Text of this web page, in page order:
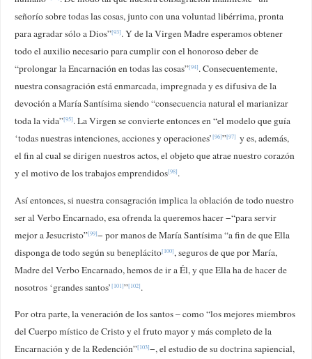
señorío sobre todas las cosas, junto con una voluntad libérrima, pronta
para agradar sólo a Dios”[93]. Y de la Virgen Madre esperamos obtener
todo el auxilio necesario para cumplir con el honoroso deber de
“prolongar la Encarnación en todas las cosas”[94]. Consecuentemente,
nuestra consagración está enmarcada, impregnada y es difusiva de la
devoción a María Santísima siendo “consecuencia natural el marianizar
toda la vida”[95]. La Virgen se convierte entonces en “el modelo que guía
‘todas nuestras intenciones, acciones y operaciones’[96]”[97] y es, además,
el fin al cual se dirigen nuestros actos, el objeto que atrae nuestro corazón
y el motivo de los trabajos emprendidos[98].
Así entonces, si nuestra consagración implica la oblación de todo nuestro
ser al Verbo Encarnado, esa ofrenda la queremos hacer −“para servir
mejor a Jesucristo”[99]− por manos de María Santísima “a fin de que Ella
disponga de todo según su beneplácito[100], seguros de que por María,
Madre del Verbo Encarnado, hemos de ir a Él, y que Ella ha de hacer de
nosotros ‘grandes santos’[101]”[102].
Por otra parte, la veneración de los santos – como “los mejores miembros
del Cuerpo místico de Cristo y el fruto mayor y más completo de la
Encarnación y de la Redención”[103]−, el estudio de su doctrina sapiencial,